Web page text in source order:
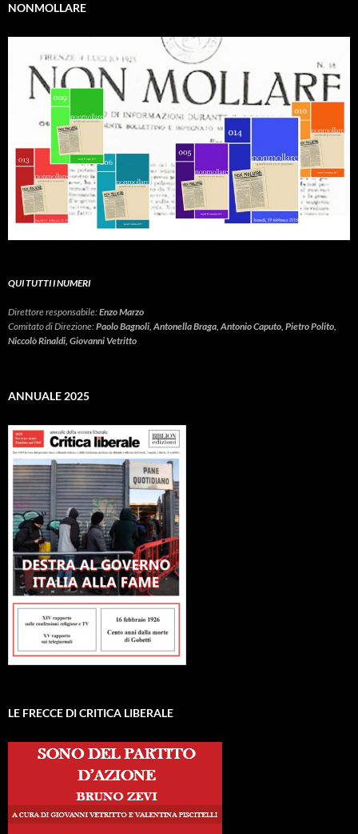
NONMOLLARE
QUI TUTTI I NUMERI
Direttore responsabile:Enzo Marzo
Comitato di Direzione:Paolo Bagnoli, Antonella Braga, Antonio Caputo, Pietro Polito,
Niccolò Rinaldi, Giovanni Vetritto
ANNUALE 2025
LE FRECCE DI CRITICA LIBERALE